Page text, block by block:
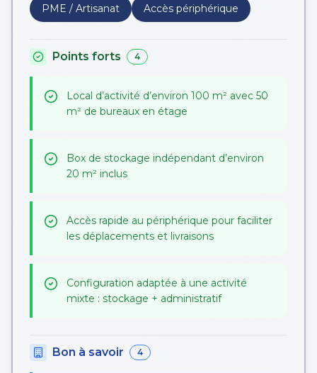
PME / Artisanat Accès périphérique
Points forts 4
Local d’activité d’environ 100 m² avec 50
m² de bureaux en étage
Box de stockage indépendant d’environ
20 m² inclus
Accès rapide au périphérique pour faciliter
les déplacements et livraisons
Configuration adaptée à une activité
mixte : stockage + administratif
Bon à savoir 4